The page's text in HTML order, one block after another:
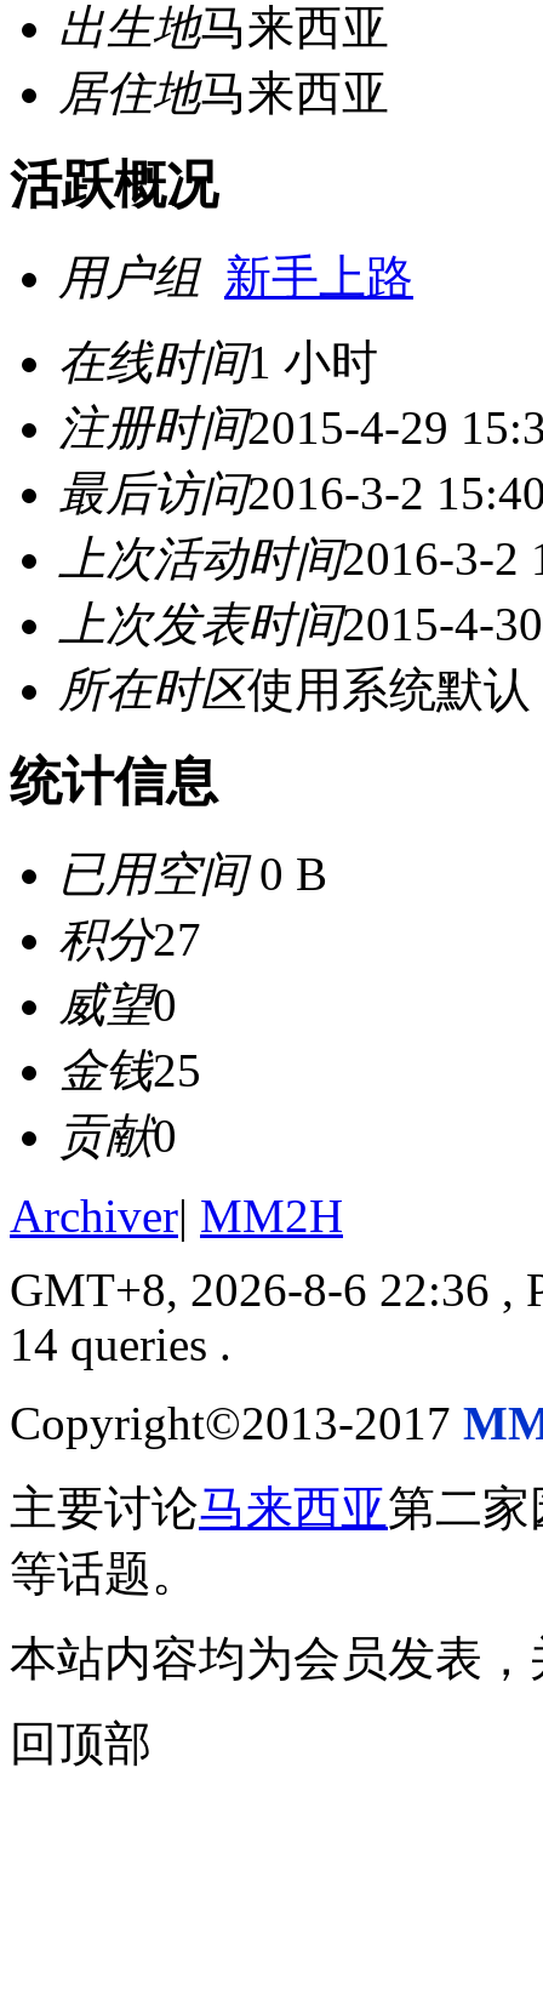
出生地马来西亚
居住地马来西亚
活跃概况
用户组 新手上路
在线时间1 小时
注册时间2015-4-29
最后访问2016-3-2
上次活动时间2016-3-2
上次发表时间2015-4-
所在时区使用系统默认
统计信息
已用空间0 B
积分27
威望0
金钱25
贡献0
Archiver| MM2H
GMT+8, 2026-8-6 22:36 ,
14 queries .
Copyright©2013-2017
主要讨论马来西亚第二
等话题。
本站内容均为会员发表
回顶部